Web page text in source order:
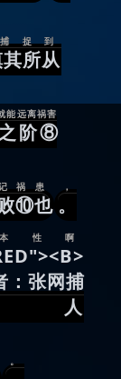
所从
捉到
阶⑧
能远离祸害
⑩也
祸患
。
，
张网捕
性啊
。